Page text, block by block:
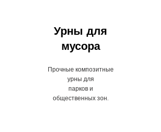
Урны для
мусора
Прочные композитные
урны для
парков и
общественных зон.